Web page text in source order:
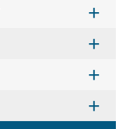
+
+
+
+